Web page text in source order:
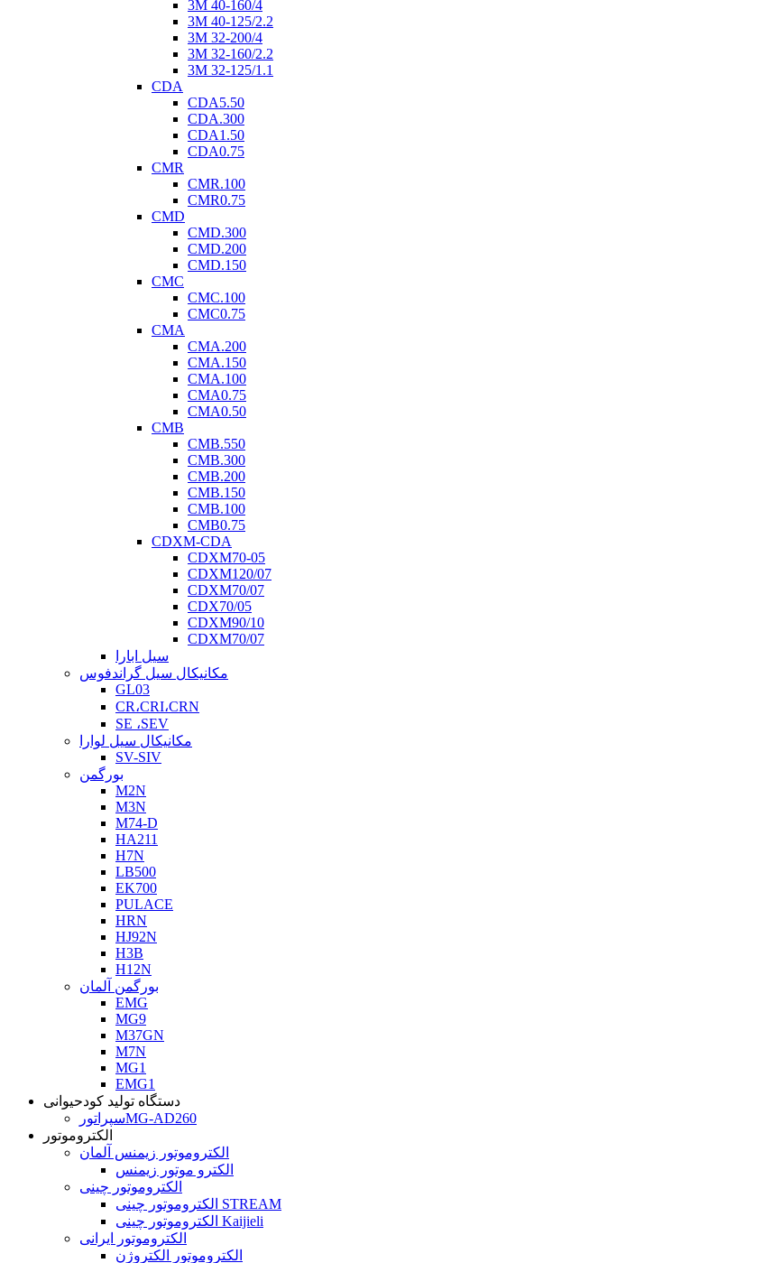
3M 40-160/4
3M 40-125/2.2
3M 32-200/4
3M 32-160/2.2
3M 32-125/1.1
CDA
CDA5.50
CDA.300
CDA1.50
CDA0.75
CMR
CMR.100
CMR0.75
CMD
CMD.300
CMD.200
CMD.150
CMC
CMC.100
CMC0.75
CMA
CMA.200
CMA.150
CMA.100
CMA0.75
CMA0.50
CMB
CMB.550
CMB.300
CMB.200
CMB.150
CMB.100
CMB0.75
CDXM-CDA
CDXM70-05
CDXM120/07
CDXM70/07
CDX70/05
CDXM90/10
CDXM70/07
سیل ابارا
مکانیکال سیل گراندفوس
GL03
CR،CRI،CRN
SE ،SEV
مکانیکال سیل لوارا
SV-SIV
بورگمن
M2N
M3N
M74-D
HA211
H7N
LB500
EK700
PULACE
HRN
HJ92N
H3B
H12N
بورگمن آلمان
EMG
MG9
M37GN
M7N
MG1
EMG1
دستگاه تولید کودحیوانی
سپراتورMG-AD260
الکتروموتور
الکتروموتور زیمنس آلمان
الکترو موتور زیمنس
الکتروموتور چینی
الکتروموتور چینی STREAM
الکتروموتور چینی Kaijieli
الکتروموتور ایرانی
الکتروموتور الکتروژن